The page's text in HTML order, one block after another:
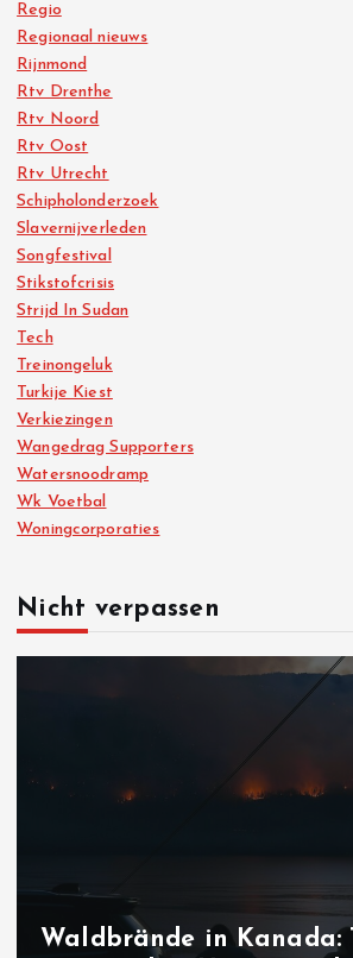
Regio
Regionaal nieuws
Rijnmond
Rtv Drenthe
Rtv Noord
Rtv Oost
Rtv Utrecht
Schipholonderzoek
Slavernijverleden
Songfestival
Stikstofcrisis
Strijd In Sudan
Tech
Treinongeluk
Turkije Kiest
Verkiezingen
Wangedrag Supporters
Watersnoodramp
Wk Voetbal
Woningcorporaties
Nicht verpassen
Waldbrände in Kanada: